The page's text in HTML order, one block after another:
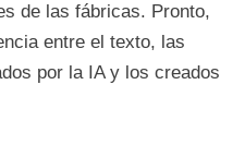
de las fábricas. Pronto,
entre el texto, las
por la IA y los creados